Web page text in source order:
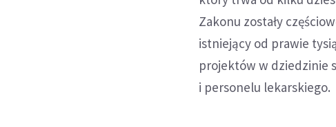
Zakonu zostały
istniejący od prawie
projektów w dziedzinie
i personelu lekarskiego.